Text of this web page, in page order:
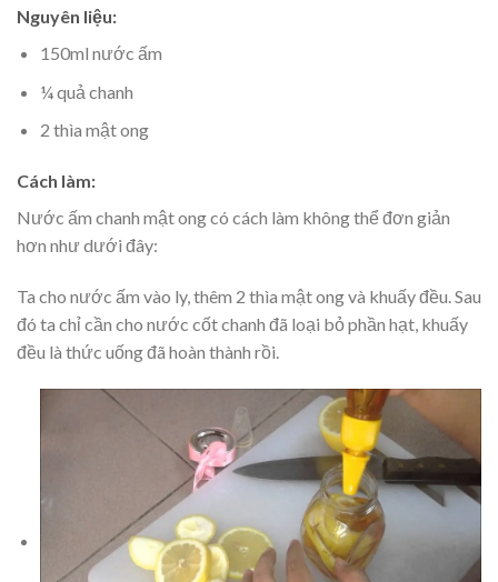
Nguyên liệu:
150ml nước ấm
¼ quả chanh
2 thìa mật ong
Cách làm:
Nước ấm chanh mật ong có cách làm không thể đơn giản
hơn như dưới đây:
Ta cho nước ấm vào ly, thêm 2 thìa mật ong và khuấy đều. Sau
đó ta chỉ cần cho nước cốt chanh đã loại bỏ phần hạt, khuấy
đều là thức uống đã hoàn thành rồi.